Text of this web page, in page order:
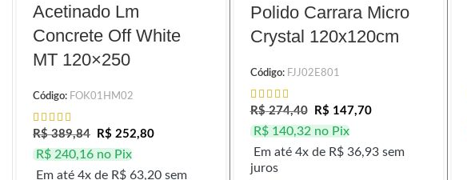
Acetinado Lm
Concrete Off White
MT 120×250
Código: FOK01HM02
R$389,84 R$ 252,80
Em até 4x de R$ 63,20 sem
R$ 240,16 no Pix
Polido Carrara Micro
Crystal 120x120cm
Código: FJJ02E801
R$274,40 R$ 147,70
Em até 4x de R$36,93sem
juros
R$140,32 no Pix